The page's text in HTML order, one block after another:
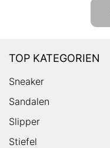
TOP KATEGORIEN
Sneaker
Sandalen
Slipper
Stiefel